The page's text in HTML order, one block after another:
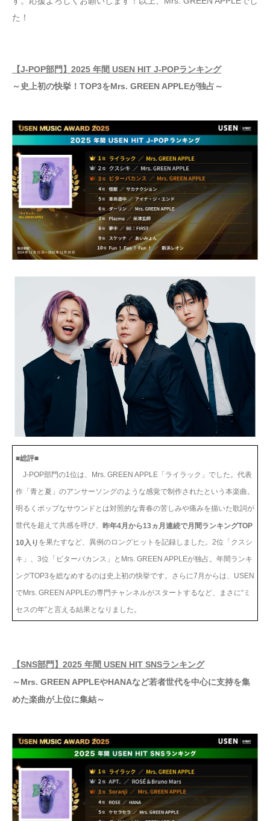
た！
【J-POP部門】2025 年間 USEN HIT J-POPランキング
～史上初の快挙！TOP3をMrs. GREEN APPLEが独占～
■総評■
J-POP部門の1位は、Mrs. GREEN APPLE「ライラック」でした。代表
作「青と夏」のアンサーソングのような感覚で制作されたという本楽曲。
明るくポップなサウンドとは対照的な青春の苦しみや痛みを描いた歌詞が
世代を超えて共感を呼び、 昨年4月から13ヵ月連続で月間ランキングTOP
10入り を果たすなど、異例のロングヒットを記録しました。2位「クスシ
キ」、3位「ビターバカンス」とMrs. GREEN APPLEが独占。年間ランキ
ングTOP3を総なめするのは史上初の快挙です。さらに7月からは、USEN
でMrs. GREEN APPLEの専門チャンネルがスタートするなど、まさに“ミ
セスの年”と言える結果となりました。
【SNS部門】2025 年間 USEN HIT SNSランキング
～Mrs. GREEN APPLEやHANAなど若者世代を中心に支持を集
めた楽曲が上位に集結～